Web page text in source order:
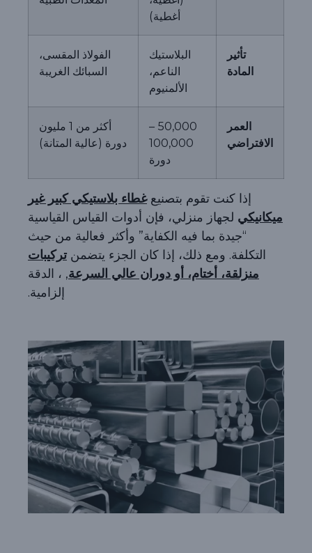
أغطية)
تأثير
المادة
البلاستيك
الناعم،
الألمنيوم
الفولاذ المقسى،
السبائك الغريبة
العمر
الافتراضي
50,000 –
100,000
دورة
أكثر من 1 مليون
دورة (عالية المتانة)
إذا كنت تقوم بتصنيعغطاء بلاستيكي كبير غير
ميكانيكي لجهاز منزلي، فإن أدوات القياس القياسية
“جيدة بما فيه الكفاية” وأكثر فعالية من حيث
التكلفة. ومع ذلك، إذا كان الجزء يتضمن تركيبات
منزلقة، أختام، أو دوران عالي السرعة, ، الدقة
إلزامية.